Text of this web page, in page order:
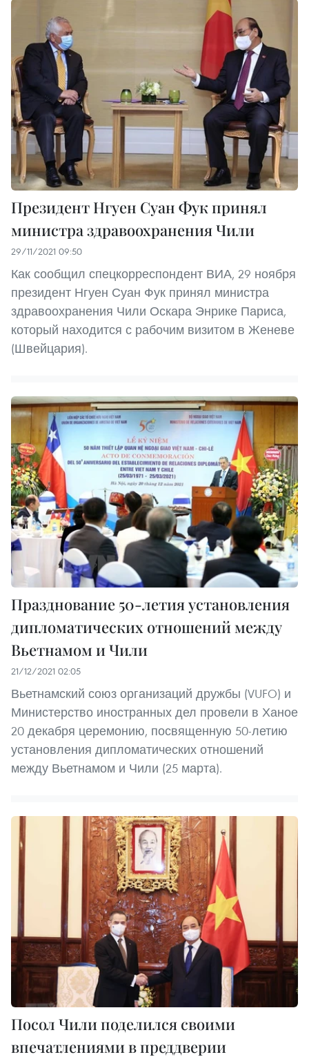
Президент Нгуен Суан Фук принял
министра здравоохранения Чили
29/11/2021 09:50
Как сообщил спецкорреспондент ВИА, 29 ноября
президент Нгуен Суан Фук принял министра
здравоохранения Чили Оскара Энрике Париса,
который находится с рабочим визитом в Женеве
(Швейцария).
Празднование 50-летия установления
дипломатических отношений между
Вьетнамом и Чили
21/12/2021 02:05
Вьетнамский союз организаций дружбы (VUFO) и
Министерство иностранных дел провели в Ханое
20 декабря церемонию, посвященную 50-летию
установления дипломатических отношений
между Вьетнамом и Чили (25 марта).
Посол Чили поделился своими
впечатлениями в преддверии